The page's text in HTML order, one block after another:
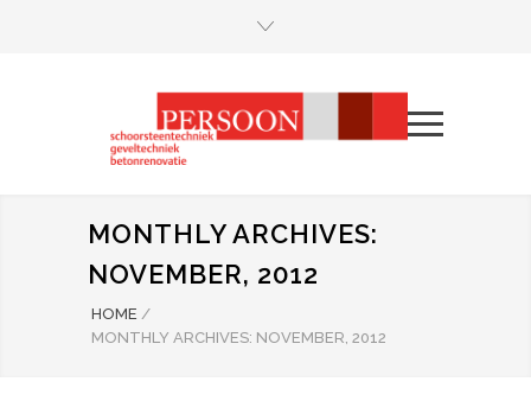
MONTHLY ARCHIVES:
NOVEMBER, 2012
HOME /
MONTHLY ARCHIVES: NOVEMBER, 2012